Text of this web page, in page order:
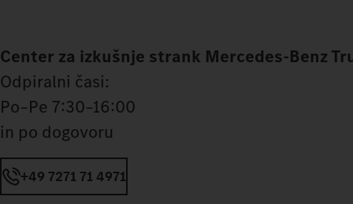
Center za izkušnje strank Mercedes‑Benz
Odpiralni časi:
Po–Pe 7:30–16:00
in po dogovoru
+49 7271 71 4971